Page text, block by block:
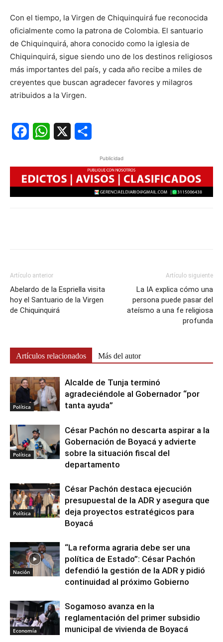
Con el tiempo, la Virgen de Chiquinquirá fue reconocida
oficialmente como la patrona de Colombia. El santuario
de Chiquinquirá, ahora conocido como la iglesia de
Chiquinquirá, sigue siendo uno de los destinos religiosos
más importantes del país, y cada año recibe a miles de
creyentes que buscan agradecer favores y milagros
atribuidos a la Virgen.
FacebookWhatsApp
Publicidad
Artículo anterior
Abelardo de la Espriella visita
hoy el Santuario de la Virgen
de Chiquinquirá
Artículo siguiente
La IA explica cómo una
persona puede pasar del
ateísmo a una fe religiosa
profunda
Artículos relacionados Más del autor
Política
Alcalde de Tunja terminó
agradeciéndole al Gobernador “por
tanta ayuda”
Política
César Pachón no descarta aspirar a la
Gobernación de Boyacá y advierte
sobre la situación fiscal del
departamento
Política
César Pachón destaca ejecución
presupuestal de la ADR y asegura que
deja proyectos estratégicos para
Boyacá
Nación
“La reforma agraria debe ser una
política de Estado”: César Pachón
defendió la gestión de la ADR y pidió
continuidad al próximo Gobierno
Economía
Sogamoso avanza en la
reglamentación del primer subsidio
municipal de vivienda de Boyacá